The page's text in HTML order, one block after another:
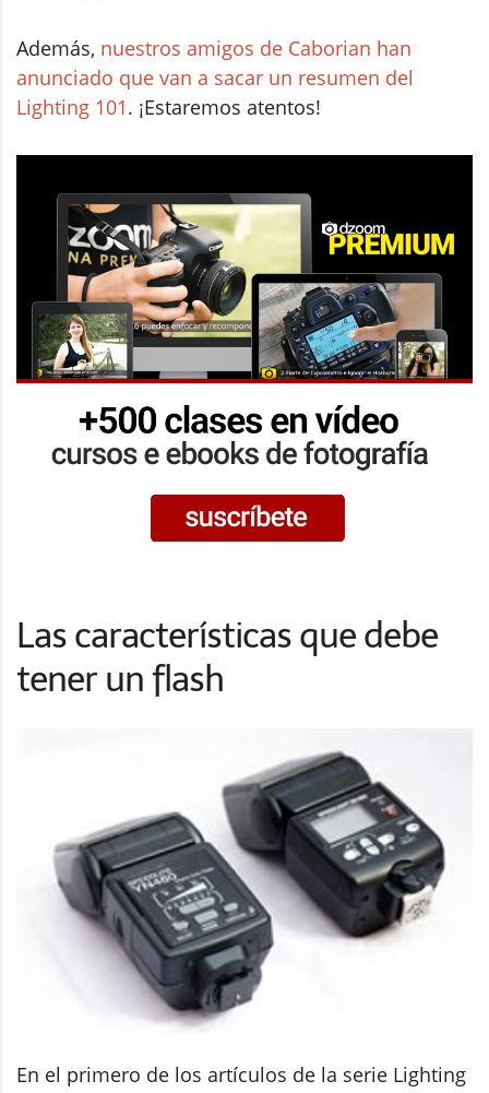
Además, nuestros amigos de Caborian han
anunciado que van a sacar un resumen del
Lighting 101. ¡Estaremos atentos!
Las características que debe
tener un flash
En el primero de los artículos de la serie Lighting